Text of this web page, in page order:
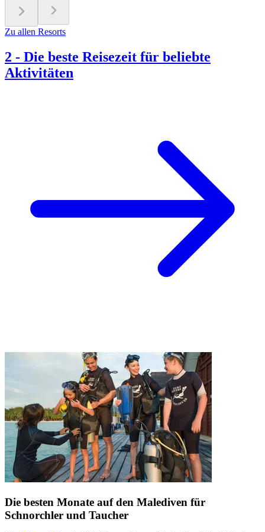
Zu allen Resorts
2 - Die beste Reisezeit für beliebte
Aktivitäten
Die besten Monate auf den Malediven für
Schnorchler und Taucher